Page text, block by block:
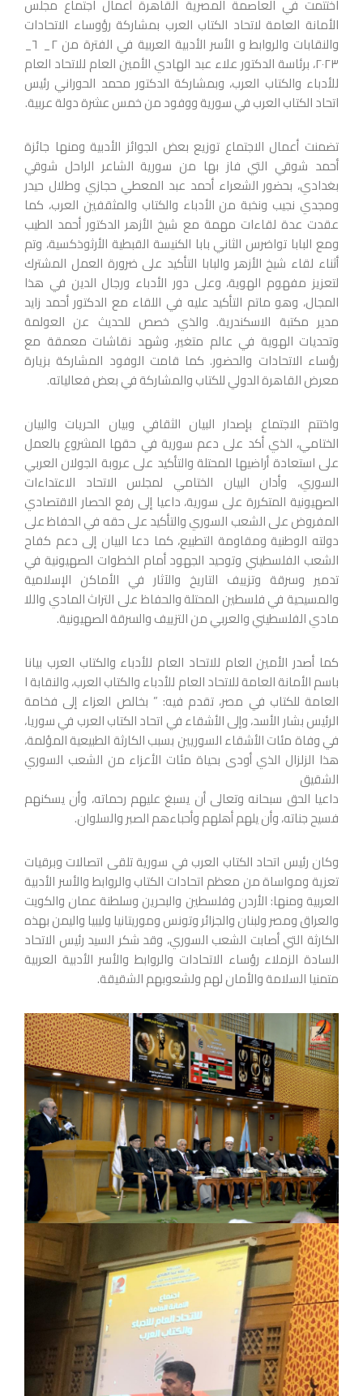
اختتمت في العاصمة المصرية القاهرة أعمال اجتماع مجلس
الأمانة العامة لاتحاد الكتاب العرب بمشاركة رؤوساء الاتحادات
والنقابات والروابط و الأسر الأدبية العربية في الفترة من ٢_ ٦_
٢٠٢٣، برئاسة الدكتور علاء عبد الهادي الأمين العام للاتحاد العام
للأدباء والكتاب العرب، وبمشاركة الدكتور محمد الحوراني رئيس
اتحاد الكتاب العرب في سورية ووفود من خمس عشرة دولة عربية.
تضمنت أعمال الاجتماع توزيع بعض الجوائز الأدبية ومنها جائزة
أحمد شوقي التي فاز بها من سورية الشاعر الراحل شوقي
بغدادي، بحضور الشعراء أحمد عبد المعطي حجازي وطلال حيدر
ومجدي نجيب ونخبة من الأدباء والكتاب والمثقفين العرب، كما
عقدت عدة لقاءات مهمة مع شيخ الأزهر الدكتور أحمد الطيب
ومع البابا تواضرس الثاني بابا الكنيسة القبطية الأرثوذكسية، وتم
أثناء لقاء شيخ الأزهر والبابا التأكيد على ضرورة العمل المشترك
لتعزيز مفهوم الهوية، وعلى دور الأدباء ورجال الدين في هذا
المجال، وهو ماتم التأكيد عليه في اللقاء مع الدكتور أحمد زايد
مدير مكتبة الاسكندرية. والذي خصص للحديث عن العولمة
وتحديات الهوية في عالم متغير، وشهد نقاشات معمقة مع
رؤساء الاتحادات والحضور. كما قامت الوفود المشاركة بزيارة
معرض القاهرة الدولي للكتاب والمشاركة في بعض فعالياته.
واختتم الاجتماع بإصدار البيان الثقافي وبيان الحريات والبيان
الختامي، الذي أكد على دعم سورية في حقها المشروع بالعمل
على استعادة أراضيها المحتلة والتأكيد على عروبة الجولان العربي
السوري، وأدان البيان الختامي لمجلس الاتحاد الاعتداءات
الصهيونية المتكررة على سورية، داعيا إلى رفع الحصار الاقتصادي
المفروض على الشعب السوري والتأكيد على حقه في الحفاظ على
دولته الوطنية ومقاومة التطبيع، كما دعا البيان إلى دعم كفاح
الشعب الفلسطيني وتوحيد الجهود أمام الخطوات الصهيونية في
تدمير وسرقة وتزييف التاريخ والآثار في الأماكن الإسلامية
والمسيحية في فلسطين المحتلة والحفاظ على التراث المادي واللا
مادي الفلسطيني والعربي من التزييف والسرقة الصهيونية.
كما أصدر الأمين العام للاتحاد العام للأدباء والكتاب العرب بيانا
باسم الأمانة العامة للاتحاد العام للأدباء والكتاب العرب، والنقابة ا
العامة للكتاب في مصر، تقدم فيه: ” بخالص العزاء إلى فخامة
الرئيس بشار الأسد، وإلى الأشقاء في اتحاد الكتاب العرب في سوريا،
في وفاة مئات الأشقاء السوريين بسبب الكارثة الطبيعية المؤلمة،
هذا الزلزال الذي أودى بحياة مئات الأعزاء من الشعب السوري
الشقيق
داعيا الحق سبحانه وتعالى أن يسبغ عليهم رحماته، وأن يسكنهم
فسيح جناته، وأن يلهم أهلهم وأحباءهم الصبر والسلوان.
وكان رئيس اتحاد الكتاب العرب في سورية تلقى اتصالات وبرقيات
تعزية ومواساة من معظم اتحادات الكتاب والروابط والأسر الأدبية
العربية ومنها: الأردن وفلسطين والبحرين وسلطنة عمان والكويت
والعراق ومصر ولبنان والجزائر وتونس وموريتانيا وليبيا واليمن بهذه
الكارثة التي أصابت الشعب السوري، وقد شكر السيد رئيس الاتحاد
السادة الزملاء رؤساء الاتحادات والروابط والأسر الأدبية العربية
متمنيا السلامة والأمان لهم ولشعوبهم الشقيقة.